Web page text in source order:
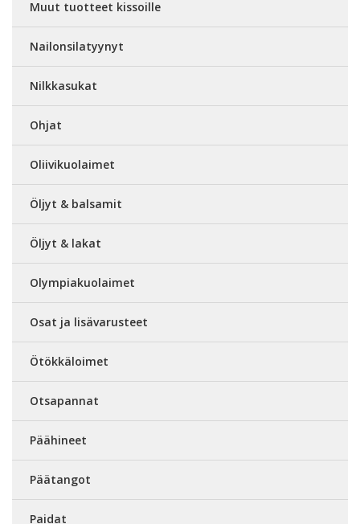
Muut tuotteet kissoille
Nailonsilatyynyt
Nilkkasukat
Ohjat
Oliivikuolaimet
Öljyt & balsamit
Öljyt & lakat
Olympiakuolaimet
Osat ja lisävarusteet
Ötökkäloimet
Otsapannat
Päähineet
Päätangot
Paidat